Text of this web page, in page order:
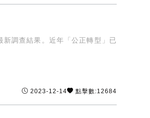
調查結果。近年「公正轉型」已
2023-12-14 點擊數:12684